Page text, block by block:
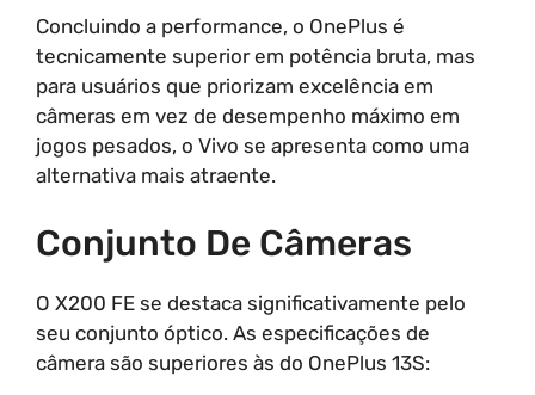
Concluindo a performance, o OnePlus é
tecnicamente superior em potência bruta, mas
para usuários que priorizam excelência em
câmeras em vez de desempenho máximo em
jogos pesados, o Vivo se apresenta como uma
alternativa mais atraente.
Conjunto De Câmeras
O X200 FE se destaca significativamente pelo
seu conjunto óptico. As especificações de
câmera são superiores às do OnePlus 13S: